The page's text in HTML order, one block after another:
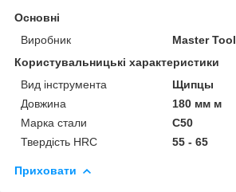
Основні
Виробник
Master Tool
Користувальницькі характеристики
Вид інструмента
Щипцы
Довжина
180 мм м
Марка стали
C50
Твердість HRC
55 - 65
Приховати